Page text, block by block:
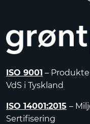
ISO 9001 –
VdS i Tyskland
ISO 14001:2015 –
Sertifisering